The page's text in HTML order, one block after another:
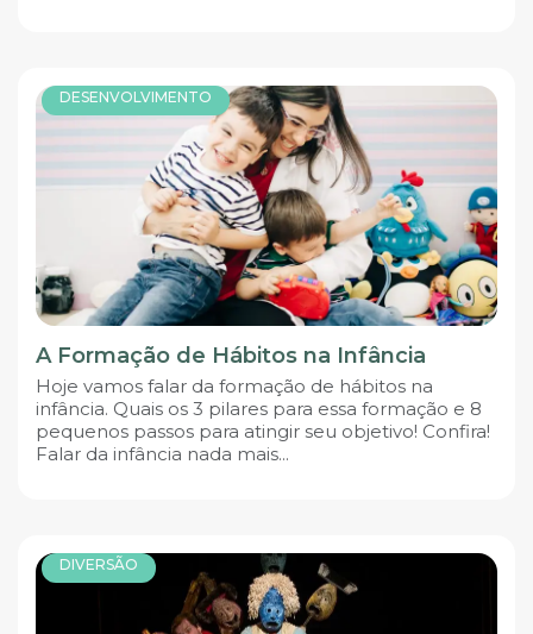
DESENVOLVIMENTO
A Formação de Hábitos na Infância
Hoje vamos falar da formação de hábitos na
infância. Quais os 3 pilares para essa formação e 8
pequenos passos para atingir seu objetivo! Confira!
Falar da infância nada mais...
DIVERSÃO